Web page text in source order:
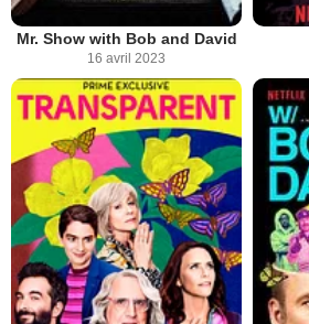
Mr. Show with Bob and David
16 avril 2023